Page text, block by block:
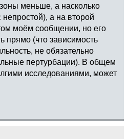
меньше, а насколько
а на второй
моём сообщении, но его
прямо (что зависимость
не обязательно
пертурбации). В общем
исследованиями, может